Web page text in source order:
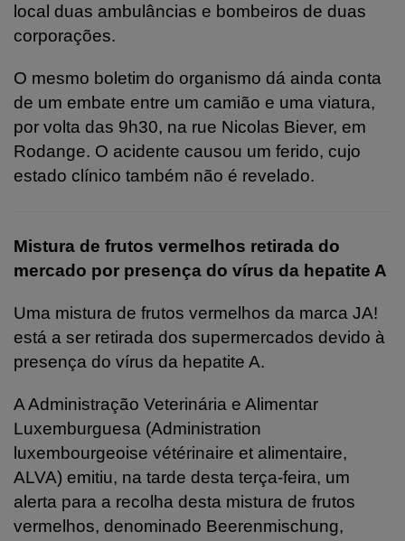
local duas ambulâncias e bombeiros de duas
corporações.
O mesmo boletim do organismo dá ainda conta
de um embate entre um camião e uma viatura,
por volta das 9h30, na rue Nicolas Biever, em
Rodange. O acidente causou um ferido, cujo
estado clínico também não é revelado.
Mistura de frutos vermelhos retirada do
mercado por presença do vírus da hepatite A
Uma mistura de frutos vermelhos da marca JA!
está a ser retirada dos supermercados devido à
presença do vírus da hepatite A.
A Administração Veterinária e Alimentar
Luxemburguesa (Administration
luxembourgeoise vétérinaire et alimentaire,
ALVA) emitiu, na tarde desta terça-feira, um
alerta para a recolha desta mistura de frutos
vermelhos, denominado Beerenmischung,